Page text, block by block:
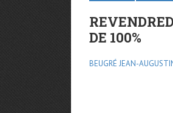
DE 100%
BEUGRÉ JEAN-